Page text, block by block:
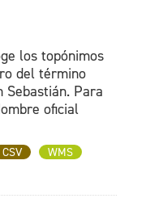
los topónimos
del término
Sebastián. Para
oficial
CSV
WMS